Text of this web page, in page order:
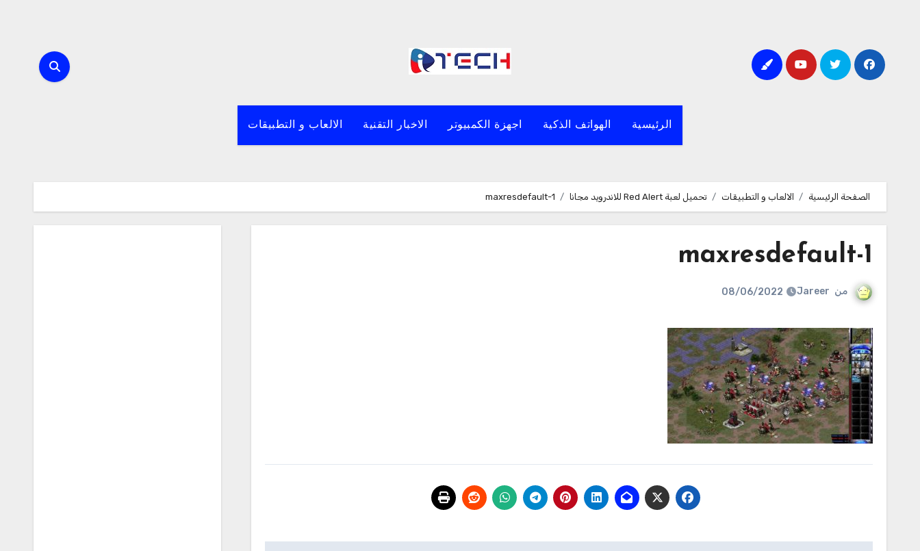
الرئيسية الهواتف الذكية اجهزة الكمبيوتر الاخبار التقنية الالعاب و التطبيقات
الصفحة الرئيسية الالعاب و التطبيقات تحميل لعبة Red Alert للاندرويد مجانا maxresdefault-1
maxresdefault-1
من Jareer
08/06/2022